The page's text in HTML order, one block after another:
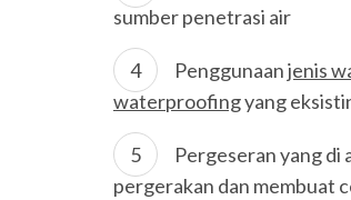
sumber penetrasi air
Penggunaanjenis
waterproofingyang
Pergeseran yang di
pergerakan dan membuat